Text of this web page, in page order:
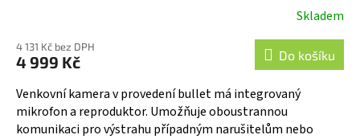
produktu
je
5,0
z
5
Skladem
4 131 Kč bez DPH
4 999 Kč Do košíku
Venkovní kamera v provedení bullet má integrovaný
mikrofon a reproduktor. Umožňuje oboustrannou
komunikaci pro výstrahu případným narušitelům nebo